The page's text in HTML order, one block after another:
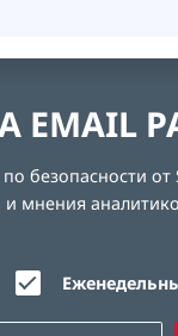
безопасности
мнения